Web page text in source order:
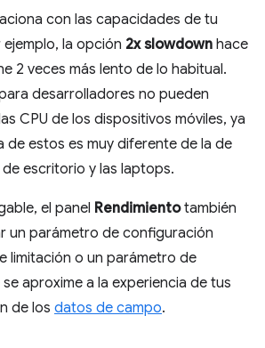
con las capacidades de tu
la opción 2x slowdown hace
2 veces más lento de lo habitual.
desarrolladores no pueden
CPU de los dispositivos móviles, ya
de estos es muy diferente de la de
escritorio y las laptops.
el panel Rendimientotambién
un parámetro de configuración
limitación o un parámetro de
aproxime a la experiencia de tus
de los datos de campo.